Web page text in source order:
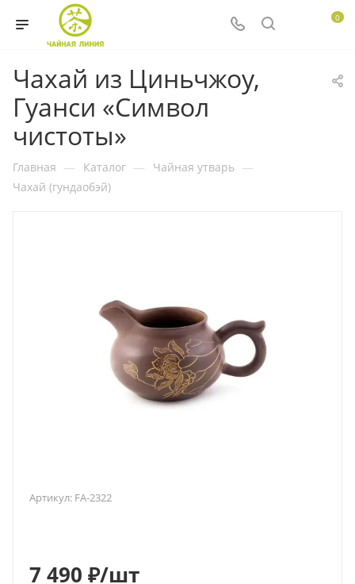
0
Чахай из Циньчжоу,
Гуанси «Символ
чистоты»
Главная — Каталог — Чайная утварь —
Чахай (гундаобэй)
Артикул: FA-2322
7 490 ₽/шт